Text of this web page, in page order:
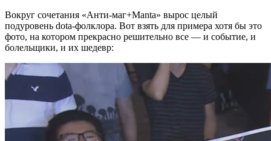
Вокруг сочетания «Анти-маг+Manta» вырос целый
подуровень dota-фолклора. Вот взять для примера хотя бы это
фото, на котором прекрасно решительно все — и событие, и
болельщики, и их шедевр: